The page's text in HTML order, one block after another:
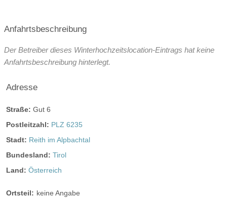
Anfahrtsbeschreibung
Der Betreiber dieses Winterhochzeitslocation-Eintrags hat keine
Anfahrtsbeschreibung hinterlegt.
Adresse
Straße: Gut 6
Postleitzahl: PLZ 6235
Stadt: Reith im Alpbachtal
Bundesland: Tirol
Land: Österreich
Ortsteil: keine Angabe